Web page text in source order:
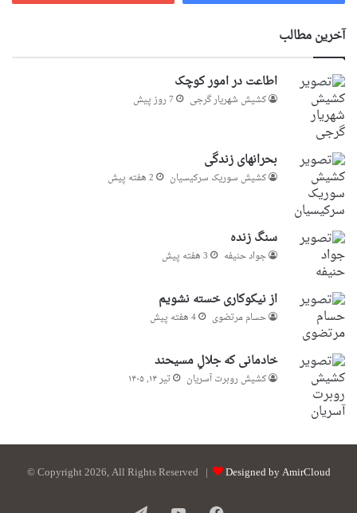
آخرین مطالب
اطاعت در امور کوچک
کشیش شهریار گرجى 7 روز پیش
بحرانهای زندگی
کشیش سوریک سرکیسیان 2 هفته پیش
سنگ زنده
جواد حنیفه 3 هفته پیش
از نیکوکاری خسته نشویم
حسام مرتضوی 4 هفته پیش
خادمانی که جلالِ مسیحند
کشیش روبرت آسریان تیر ۱۴, ۱۴۰۵
© Copyright 2026, All Rights Reserved | Designed by AmirCloud